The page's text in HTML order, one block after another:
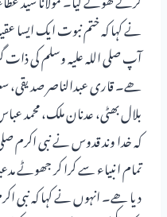
نے کہا کہ ختم نبوت ایک
آپ صلی اللہ علیہ وسلم کی ذات
ھے۔ قاری عبدالناصر صدیقی،
بلال بھٹی، عدنان ملک، محمد
کہ خدا وند قدوس نے نبی اکرم
تمام انبیاء سے کرا کر جھوٹے
دیا ھے۔ انہوں نے کہا کہ نبی